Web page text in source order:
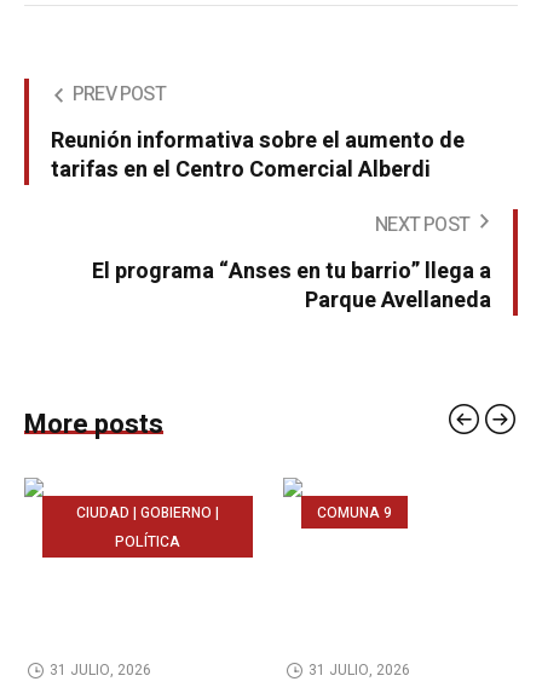
PREV POST
Reunión informativa sobre el aumento de
tarifas en el Centro Comercial Alberdi
NEXT POST
El programa “Anses en tu barrio” llega a
Parque Avellaneda
More posts
CIUDAD | GOBIERNO |
POLÍTICA
31 JULIO, 2026
COMUNA 9
31 JULIO, 2026